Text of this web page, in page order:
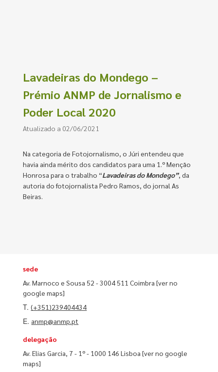
Lavadeiras do Mondego –
Prémio ANMP de Jornalismo e
Poder Local 2020
Atualizado a 02/06/2021
Na categoria de Fotojornalismo, o Júri entendeu que
havia ainda mérito dos candidatos para uma 1.º Menção
Honrosa para o trabalho “Lavadeiras do Mondego”, da
autoria do fotojornalista Pedro Ramos, do jornal As
Beiras.
sede
Av. Marnoco e Sousa 52 - 3004 511 Coimbra[ver no
google maps]
T.(+351)239404434
E. anmp@anmp.pt
delegação
Av. Elias Garcia, 7 - 1º - 1000 146 Lisboa[ver no google
maps]